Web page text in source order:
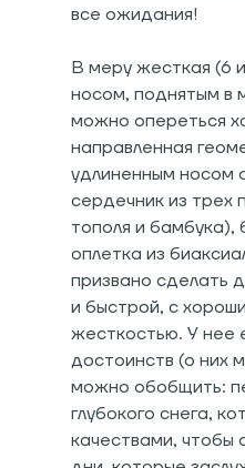
все ожидания!
В меру жесткая (6
носом, поднятым в
можно опереться
направленная
удлиненным носом
сердечник из трех
тополя и бамбука),
оплетка из
призвано сделать
и быстрой, с
жесткостью. У нее
достоинств (о них
можно обобщить:
глубокого снега,
качествами, чтобы